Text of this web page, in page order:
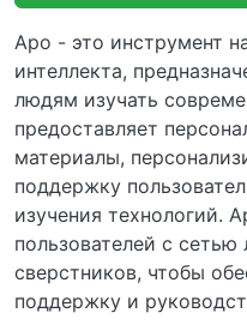
Apo - это инструмент
интеллекта,
людям изучать
предоставляет
материалы,
поддержку
изучения технологий.
пользователей с
сверстников, чтобы
поддержку и